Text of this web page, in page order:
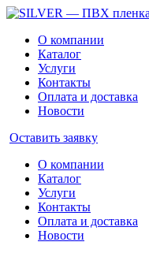
О компании
Каталог
Услуги
Контакты
Оплата и доставка
Новости
Оставить заявку
О компании
Каталог
Услуги
Контакты
Оплата и доставка
Новости